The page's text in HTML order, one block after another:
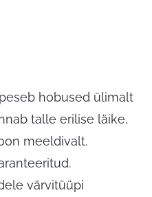
hobused ülimalt
talle erilise läike,
meeldivalt.
värvitüüpi